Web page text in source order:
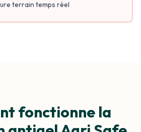
terrain temps réel
fonctionne la